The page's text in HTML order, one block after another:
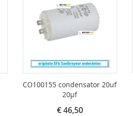
CO100155 condensator 20uf
20µf
€ 46,50